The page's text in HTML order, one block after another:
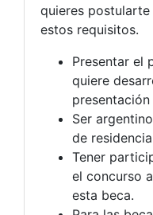
quieres
estos requisitos.
Presentar el
quiere
Ser
de
Tener
el concurso
esta beca.